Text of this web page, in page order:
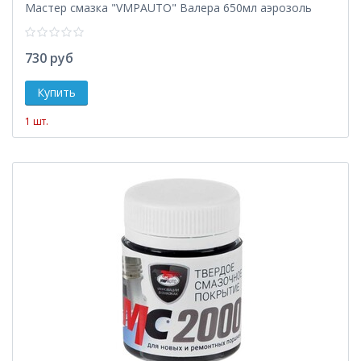
Мастер смазка "VMPAUTO" Валера 650мл аэрозоль
730 руб
1 шт.